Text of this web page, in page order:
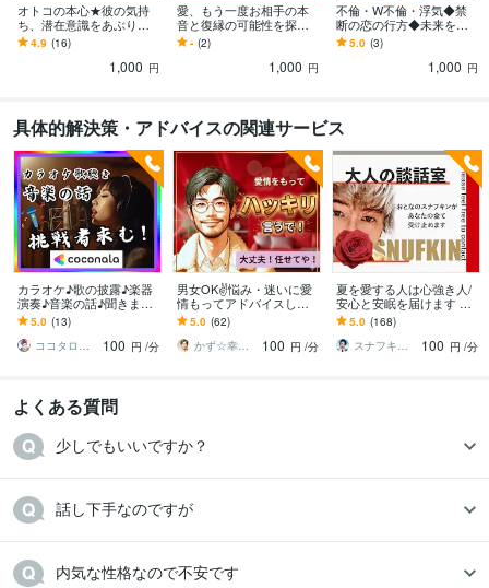
オトコの本心★彼の気持
ち、潜在意識をあぶり出
します 男性心理は解らな
くて当たり前！男性占い
師だけがわかる男の真実
4.9 (16)
1,000 円
愛、もう一度お相手の本
音と復縁の可能性を探り
ます 音信不通♦LINEブロ
ック♦連絡取りたいけど勇
- (2)
1,000 円
不倫・W不倫・浮気◆禁
断の恋の行方◆未来を読
みます あの人の本心は？
これからどうすればい
い？これからどうなる
5.0 (3)
1,000 円
具体的解決策・アドバイスの関連サービス
カラオケ♪歌の披露♪楽器
演奏♪音楽の話♪聞きます
ダンス♪エレキギター♪ボ
ーカル♪オーディオ♪嫉妬
♪トラブル
5.0 (13)
ココタロウ☆メンタルレリーブ
100 円 /分
男女OK✌️悩み・迷いに愛
情もってアドバイスしま
す 仕事・人間関係・複雑
恋愛…負のループを抜け
出すお手伝いするで
5.0 (62)
かず☆幸せ案内所
100 円 /分
夏を愛する人は心強き人/
安心と安眠を届けます 恋
愛/仕事/人間関係/愚痴/雑
談！人生のベテランに任
せてね
5.0 (168)
スナフキン♡恋愛アドバイザー＆占い師
100 円 /分
よくある質問
少しでもいいですか？
話し下手なのですが
内気な性格なので不安です